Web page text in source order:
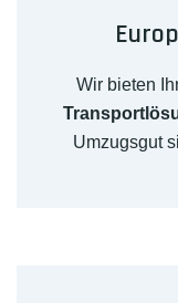
Wir bieten
Umzugsgut